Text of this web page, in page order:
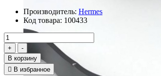
Производитель: Hermes
Код товара: 100433
В корзину
В избранное